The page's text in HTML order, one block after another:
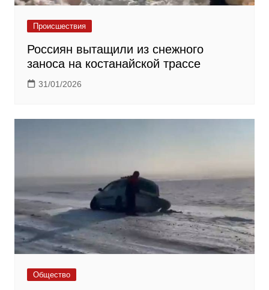
Происшествия
Россиян вытащили из снежного
заноса на костанайской трассе
31/01/2026
Общество